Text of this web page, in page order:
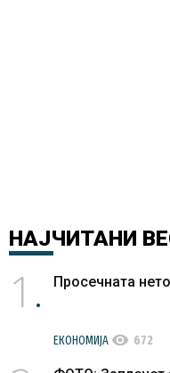
НАЈЧИТАНИ
1 Просечната
ЕКОНОМИЈА visibility 672